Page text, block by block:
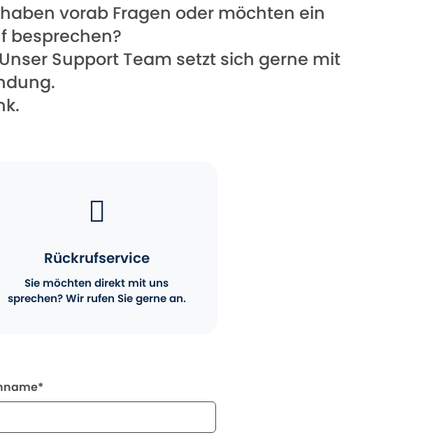
vorab Fragen oder möchten ein
besprechen?
Support Team setzt sich gerne mit
Rückrufservice
Sie möchten direkt mit uns
sprechen? Wir rufen Sie gerne an.